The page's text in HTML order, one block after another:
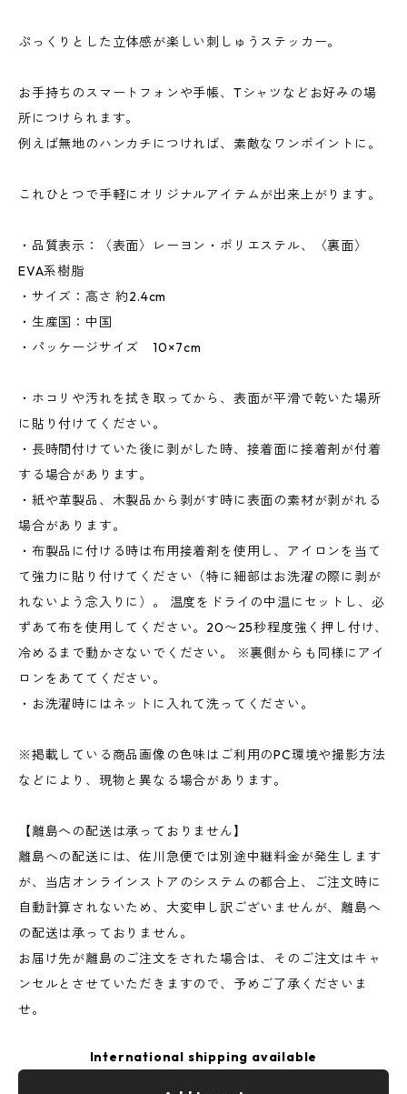
ぷっくりとした立体感が楽しい刺しゅうステッカー。
お手持ちのスマートフォンや手帳、Tシャツなどお好みの場
所につけられます。
例えば無地のハンカチにつければ、素敵なワンポイントに。
これひとつで手軽にオリジナルアイテムが出来上がります。
・品質表示：〈表面〉レーヨン・ポリエステル、〈裏面〉
EVA系樹脂
・サイズ：高さ 約2.4cm
・生産国：中国
・パッケージサイズ 10×7cm
・ホコリや汚れを拭き取ってから、表面が平滑で乾いた場所
に貼り付けてください。
・長時間付けていた後に剥がした時、接着面に接着剤が付着
する場合があります。
・紙や革製品、木製品から剥がす時に表面の素材が剥がれる
場合があります。
・布製品に付ける時は布用接着剤を使用し、アイロンを当て
て強力に貼り付けてください（特に細部はお洗濯の際に剥が
れないよう念入りに）。 温度をドライの中温にセットし、必
ずあて布を使用してください。20〜25秒程度強く押し付け、
冷めるまで動かさないでください。 ※裏側からも同様にアイ
ロンをあててください。
・お洗濯時にはネットに入れて洗ってください。
※掲載している商品画像の色味はご利用のPC環境や撮影方法
などにより、現物と異なる場合があります。
【離島への配送は承っておりません】
離島への配送には、佐川急便では別途中継料金が発生します
が、当店オンラインストアのシステムの都合上、ご注文時に
自動計算されないため、大変申し訳ございませんが、離島へ
の配送は承っておりません。
お届け先が離島のご注文をされた場合は、そのご注文はキャ
ンセルとさせていただきますので、予めご了承くださいま
せ。
International shipping available